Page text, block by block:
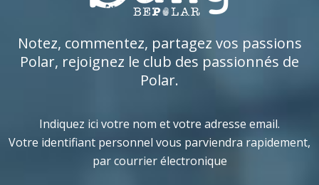
Notez, commentez, partagez vos passions
Polar, rejoignez le club des passionnés de
Polar.
Indiquez ici votre nom et votre adresse email.
Votre identifiant personnel vous parviendra rapidement,
par courrier électronique